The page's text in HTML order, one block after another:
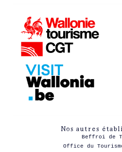
Nos autres
Beffroi de
Office du